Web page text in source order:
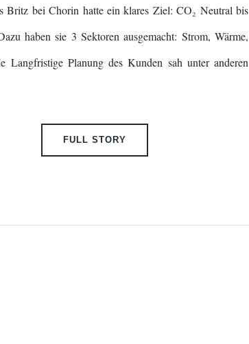
Britz bei Chorin hatte ein klares Ziel: CO₂ Neutral bis
haben sie 3 Sektoren ausgemacht: Strom, Wärme,
Langfristige Planung des Kunden sah unter anderen
FULL STORY